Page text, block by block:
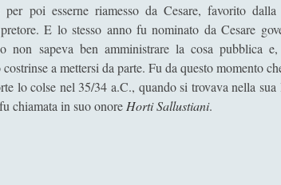
poi esserne riamesso da Cesare, favorito dalla
E lo stesso anno fu nominato da Cesare
non sapeva ben amministrare la cosa pubblica
a mettersi da parte. Fu da questo momento
lo colse nel 35/34 a.C., quando si trovava nella sua
chiamata in suo onore Horti Sallustiani.